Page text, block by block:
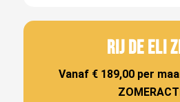
RIJ DE ELI
Vanaf € 189,00 per